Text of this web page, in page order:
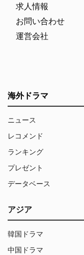
求人情報
お問い合わせ
運営会社
海外ドラマ
ニュース
レコメンド
ランキング
プレゼント
データベース
アジア
韓国ドラマ
中国ドラマ